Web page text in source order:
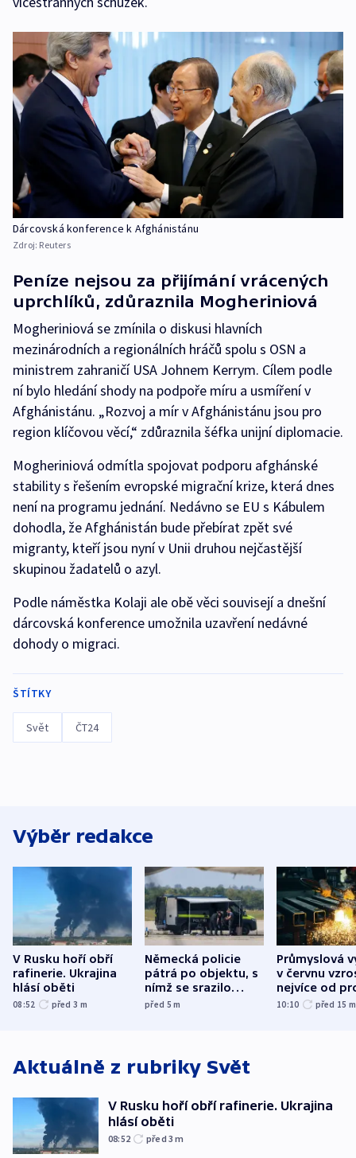
Dárcovská konference k Afghánistánu
Zdroj: Reuters
Peníze nejsou za přijímání vrácených
uprchlíků, zdůraznila Mogheriniová
Mogheriniová se zmínila o diskusi hlavních
mezinárodních a regionálních hráčů spolu s OSN a
ministrem zahraničí USA Johnem Kerrym. Cílem podle
ní bylo hledání shody na podpoře míru a usmíření v
Afghánistánu. „Rozvoj a mír v Afghánistánu jsou pro
region klíčovou věcí,“ zdůraznila šéfka unijní diplomacie.
Mogheriniová odmítla spojovat podporu afghánské
stability s řešením evropské migrační krize, která dnes
není na programu jednání. Nedávno se EU s Kábulem
dohodla, že Afghánistán bude přebírat zpět své
migranty, kteří jsou nyní v Unii druhou nejčastější
skupinou žadatelů o azyl.
Podle náměstka Kolaji ale obě věci souvisejí a dnešní
dárcovská konference umožnila uzavření nedávné
dohody o migraci.
ŠTÍTKY
Svět ČT24
Výběr redakce
V Rusku hoří obří
rafinerie. Ukrajina
hlásí oběti
08:52 před 3 m
Německá policie
pátrá po objektu, s
nímž se srazilo
letadlo u lipského
před 5m
Průmyslová
v červnu
nejvíce od
10:10 před 15 m
Aktuálně z rubriky Svět
V Rusku hoří obří rafinerie. Ukrajina
hlásí oběti
08:52 před 3m